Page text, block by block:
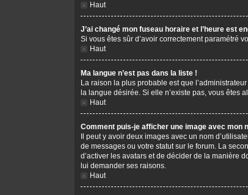
Haut
J’ai changé mon fuseau horaire et l’heure est
Si vous êtes sûr d’avoir correctement paramétré
Haut
Ma langue n’est pas dans la liste !
La raison la plus probable est que
la langue désirée. Si elle n’existe pas, vous êtes
Haut
Comment puis-je afficher une image avec mon
Il peut y avoir deux images avec un nom
de messages ou votre statut sur le forum. La
d’activer les avatars et de décider de la manière
lui demander ses raisons.
Haut